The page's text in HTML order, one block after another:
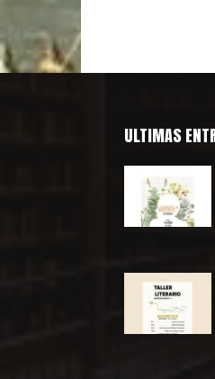
ULTIMAS